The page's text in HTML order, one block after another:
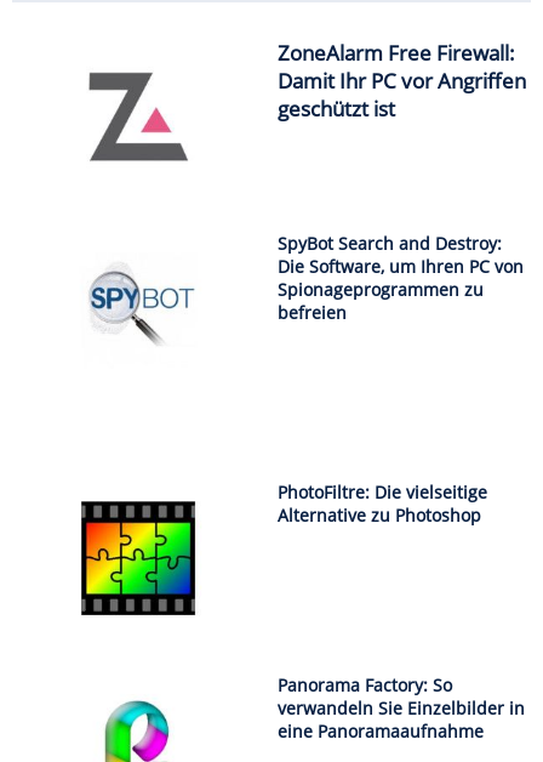
ZoneAlarm Free Firewall:
Damit Ihr PC vor Angriffen
geschützt ist
SpyBot Search and Destroy:
Die Software, um Ihren PC von
Spionageprogrammen zu
befreien
PhotoFiltre: Die vielseitige
Alternative zu Photoshop
Panorama Factory: So
verwandeln Sie Einzelbilder in
eine Panoramaaufnahme